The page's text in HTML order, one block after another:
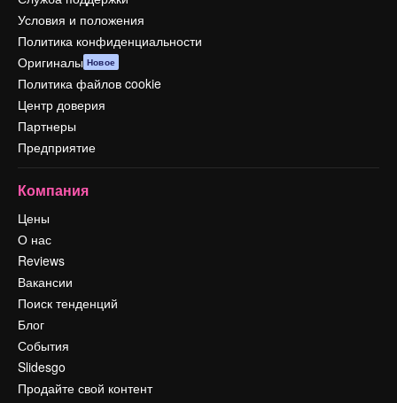
Условия и положения
Политика конфиденциальности
Оригиналы Новое
Политика файлов cookie
Центр доверия
Партнеры
Предприятие
Компания
Цены
О нас
Reviews
Вакансии
Поиск тенденций
Блог
События
Slidesgo
Продайте свой контент